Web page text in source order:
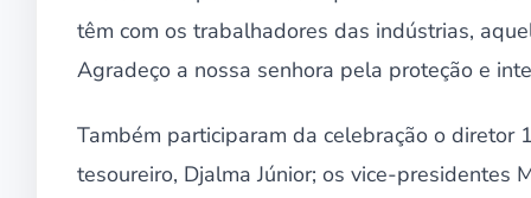
têm com os trabalhadores das indústrias,
Agradeço a nossa senhora pela proteção e
Também participaram da celebração o diretor
tesoureiro, Djalma Júnior; os vice-presidentes